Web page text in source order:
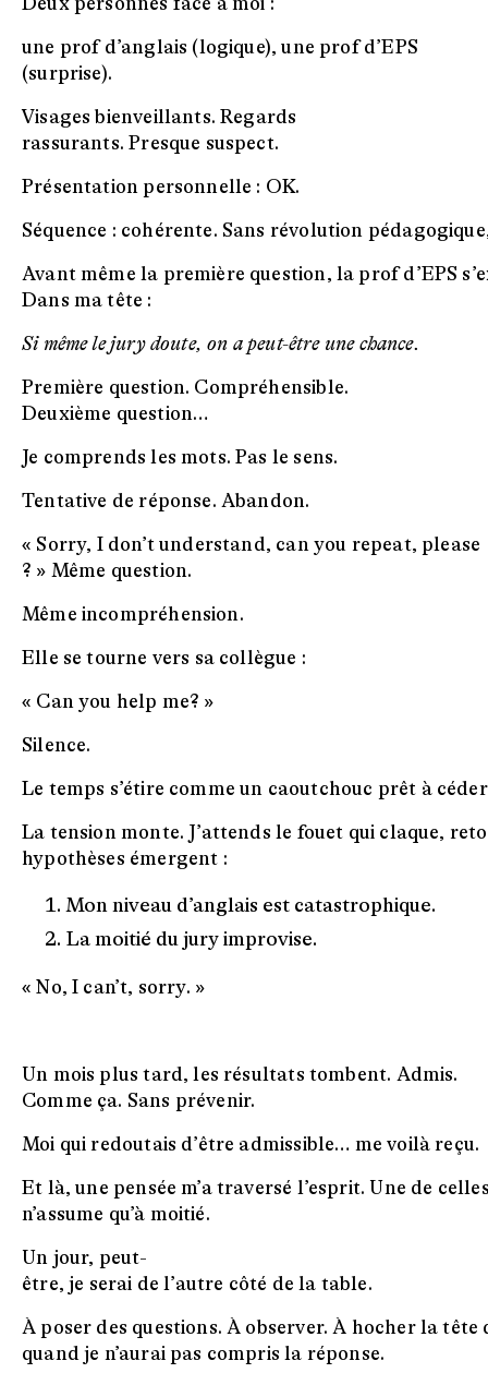
une prof d’anglais (logique), une prof d’EPS
(surprise).
Visages bienveillants. Regards
rassurants. Presque suspect.
Présentation personnelle : OK.
Séquence : cohérente. Sans révolution
Avant même la première question, la prof d’EPS
Dans ma tête :
Si même le jury doute, on a peut-être une chance.
Première question. Compréhensible.
Deuxième question…
Je comprends les mots. Pas le sens.
Tentative de réponse. Abandon.
« Sorry, I don’t understand, can you repeat, please
? » Même question.
Même incompréhension.
Elle se tourne vers sa collègue :
« Can you help me? »
Silence.
Le temps s’étire comme un caoutchouc prêt à
La tension monte. J’attends le fouet qui claque,
hypothèses émergent :
Mon niveau d’anglais est catastrophique.
La moitié du jury improvise.
« No, I can’t, sorry. »
Un mois plus tard, les résultats tombent. Admis.
Comme ça. Sans prévenir.
Moi qui redoutais d’être admissible… me voilà reçu.
Et là, une pensée m’a traversé l’esprit. Une de
n’assume qu’à moitié.
Un jour, peut-
être, je serai de l’autre côté de la table.
À poser des questions. À observer. À hocher la
quand je n’aurai pas compris la réponse.